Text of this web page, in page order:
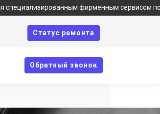
фирменным сервисом по ремонту
Cтатус ремонта
Oбратный звонок